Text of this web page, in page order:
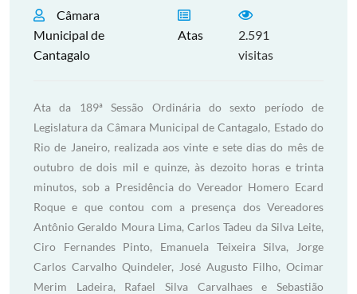
Câmara
Municipal de
Cantagalo
Atas
2.591
visitas
Ata da 189ª Sessão Ordinária do sexto período de
Legislatura da Câmara Municipal de Cantagalo, Estado do
Rio de Janeiro, realizada aos vinte e sete dias do mês de
outubro de dois mil e quinze, às dezoito horas e trinta
minutos, sob a Presidência do Vereador Homero Ecard
Roque e que contou com a presença dos Vereadores
Antônio Geraldo Moura Lima, Carlos Tadeu da Silva Leite,
Ciro Fernandes Pinto, Emanuela Teixeira Silva, Jorge
Carlos Carvalho Quindeler, José Augusto Filho, Ocimar
Merim Ladeira, Rafael Silva Carvalhaes e Sebastião